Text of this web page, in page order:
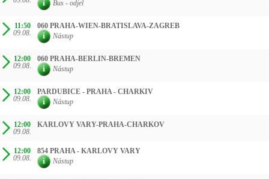
Bus - odjel
11:50
09.08.
060 PRAHA-WIEN-BRATISLAVA-ZAGREB
Nástup
12:00
09.08.
060 PRAHA-BERLIN-BREMEN
Nástup
12:00
09.08.
PARDUBICE - PRAHA - CHARKIV
Nástup
12:00
09.08.
KARLOVY VARY-PRAHA-CHARKOV
12:00
09.08.
854 PRAHA - KARLOVY VARY
Nástup